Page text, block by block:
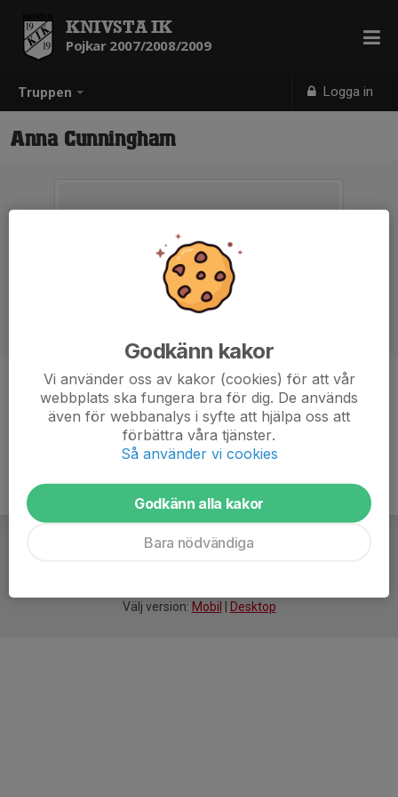
Truppen Logga in
KNIVSTA IK
Pojkar 2007/2008/2009
Anna Cunningham
Titel Lagledare
Välj version: Mobil Desktop
Godkänn kakor
Vi använder oss av kakor (cookies) för att vår
webbplats ska fungera bra för dig. De används
även för webbanalys i syfte att hjälpa oss att
förbättra våra tjänster.
Så använder vi cookies
Godkänn alla kakor
Bara nödvändiga